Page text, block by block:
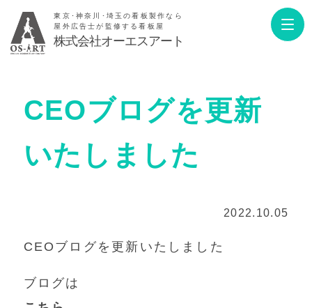
東京･神奈川･埼玉の看板製作なら
屋外広告士が監修する看板屋
株式会社オーエスアート
CEOブログを更新
いたしました
2022.10.05
CEOブログを更新いたしました
ブログは